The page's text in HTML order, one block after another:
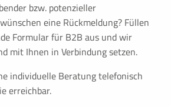
bzw. potenzieller
eine Rückmeldung? Füllen
Formular für B2B aus und wir
mit Ihnen in Verbindung setzen.
individuelle Beratung telefonisch
erreichbar.
kann nur von der aktuellen Website genutzt